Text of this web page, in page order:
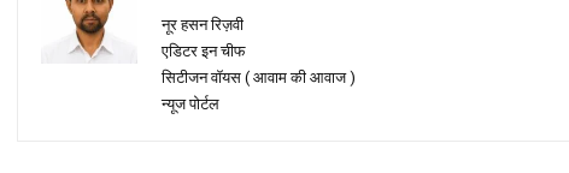
नूर हसन रिज़वी
एडिटर इन चीफ
सिटीजन वॉयस ( आवाम की आवाज )
न्यूज पोर्टल